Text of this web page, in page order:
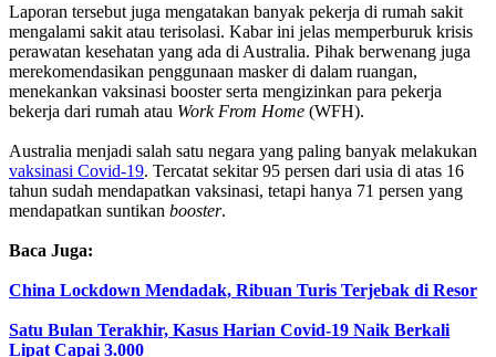
Laporan tersebut juga mengatakan banyak pekerja di rumah sakit
mengalami sakit atau terisolasi. Kabar ini jelas memperburuk krisis
perawatan kesehatan yang ada di Australia. Pihak berwenang juga
merekomendasikan penggunaan masker di dalam ruangan,
menekankan vaksinasi booster serta mengizinkan para pekerja
bekerja dari rumah atau Work From Home (WFH).
Australia menjadi salah satu negara yang paling banyak melakukan
vaksinasi Covid-19. Tercatat sekitar 95 persen dari usia di atas 16
tahun sudah mendapatkan vaksinasi, tetapi hanya 71 persen yang
mendapatkan suntikan booster.
Baca Juga:
China Lockdown Mendadak, Ribuan Turis Terjebak di Resor
Satu Bulan Terakhir, Kasus Harian Covid-19 Naik Berkali
Lipat Capai 3.000